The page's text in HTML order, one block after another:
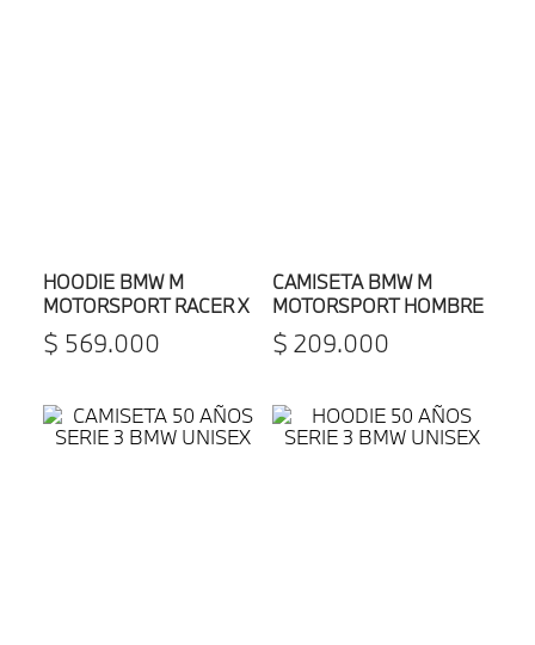
HOODIE BMW M
MOTORSPORT RACER X
CAO FEI UNISEX
$ 569.000
CAMISETA BMW M
MOTORSPORT HOMBRE
$ 209.000